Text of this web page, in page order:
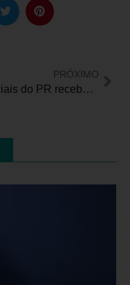
PRÓXIMO
Policiais do PR recebem capacitação sobre como proceder em ações que envolvam pessoas autistas